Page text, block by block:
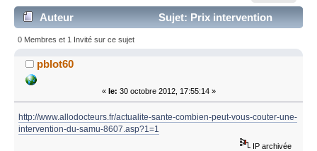
Auteur
Sujet: Prix intervention
SMUR (Lu 4613 fois)
0 Membres et 1 Invité sur ce sujet
pblot60
« le: 30 octobre 2012, 17:55:14 »
http://www.allodocteurs.fr/actualite-sante-combien-peut-vous-couter-une-
intervention-du-samu-8607.asp?1=1
IP archivée